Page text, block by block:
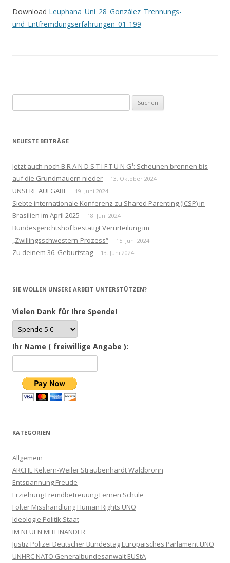
Download Leuphana_Uni_28_González_Trennungs-
und_Entfremdungserfahrungen_01-199
nach:
NEUESTE BEITRÄGE
Jetzt auch noch B R A N D S T I F T U N G¹: Scheunen brennen bis
auf die Grundmauern nieder
13. Oktober 2024
UNSERE AUFGABE 19. Juni 2024
Siebte internationale Konferenz zu Shared Parenting (ICSP) in
Brasilien im April 2025
18. Juni 2024
Bundesgerichtshof bestätigt Verurteilung im
„Zwillingsschwestern-Prozess“
15. Juni 2024
Zu deinem 36. Geburtstag 13. Juni 2024
SIE WOLLEN UNSERE ARBEIT UNTERSTÜTZEN?
Vielen Dank für Ihre Spende!
Ihr Name ( freiwillige Angabe ):
KATEGORIEN
Allgemein
ARCHE Keltern-Weiler Straubenhardt Waldbronn
Entspannung Freude
Erziehung Fremdbetreuung Lernen Schule
Folter Misshandlung Human Rights UNO
Ideologie Politik Staat
IM NEUEN MITEINANDER
Justiz Polizei Deutscher Bundestag Europäisches Parlament UNO
UNHRC NATO Generalbundesanwalt EUStA